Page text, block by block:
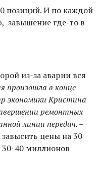
позиций. И по каждой
завышение где-то в
из-за аварии вся
произошла в конце
экономики Кристина
ремонтных
линии передач. –
цены на 30
40 миллионов